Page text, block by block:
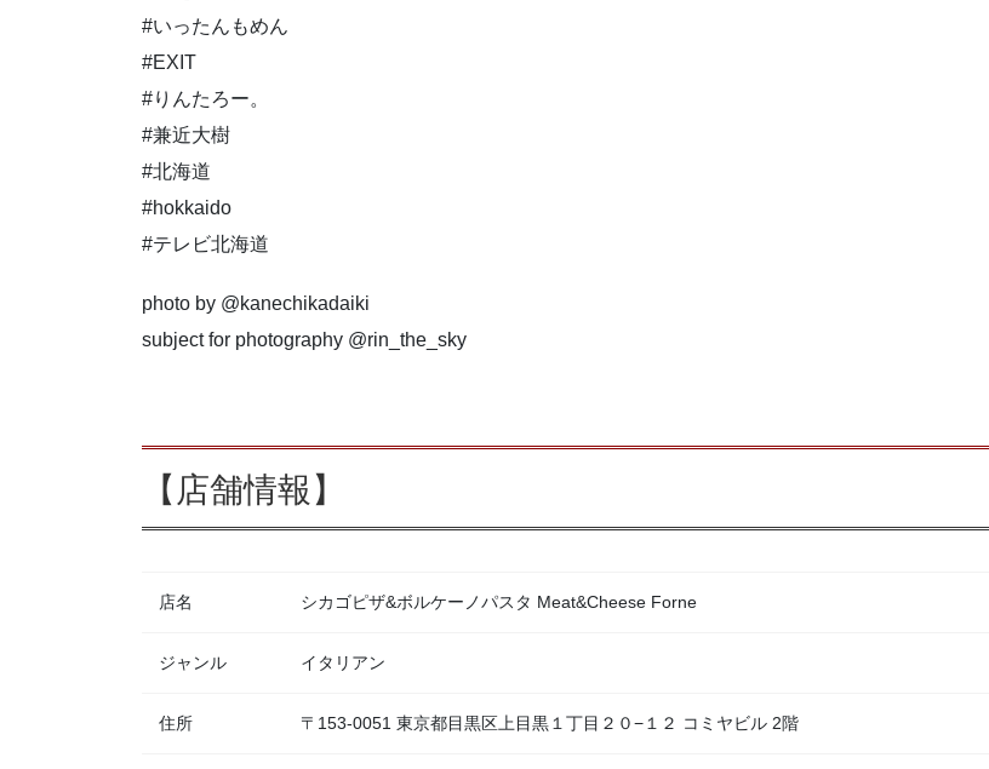
#いったんもめん
#EXIT
#りんたろー。
#兼近大樹
#北海道
#hokkaido
#テレビ北海道
photo by @kanechikadaiki
subject for photography @rin_the_sky
【店舗情報】
店名 シカゴピザ&ボルケーノパスタ Meat&Cheese Forne
ジャンル イタリアン
住所 〒153-0051 東京都目黒区上目黒１丁目２０−１２ コミヤビル 2階